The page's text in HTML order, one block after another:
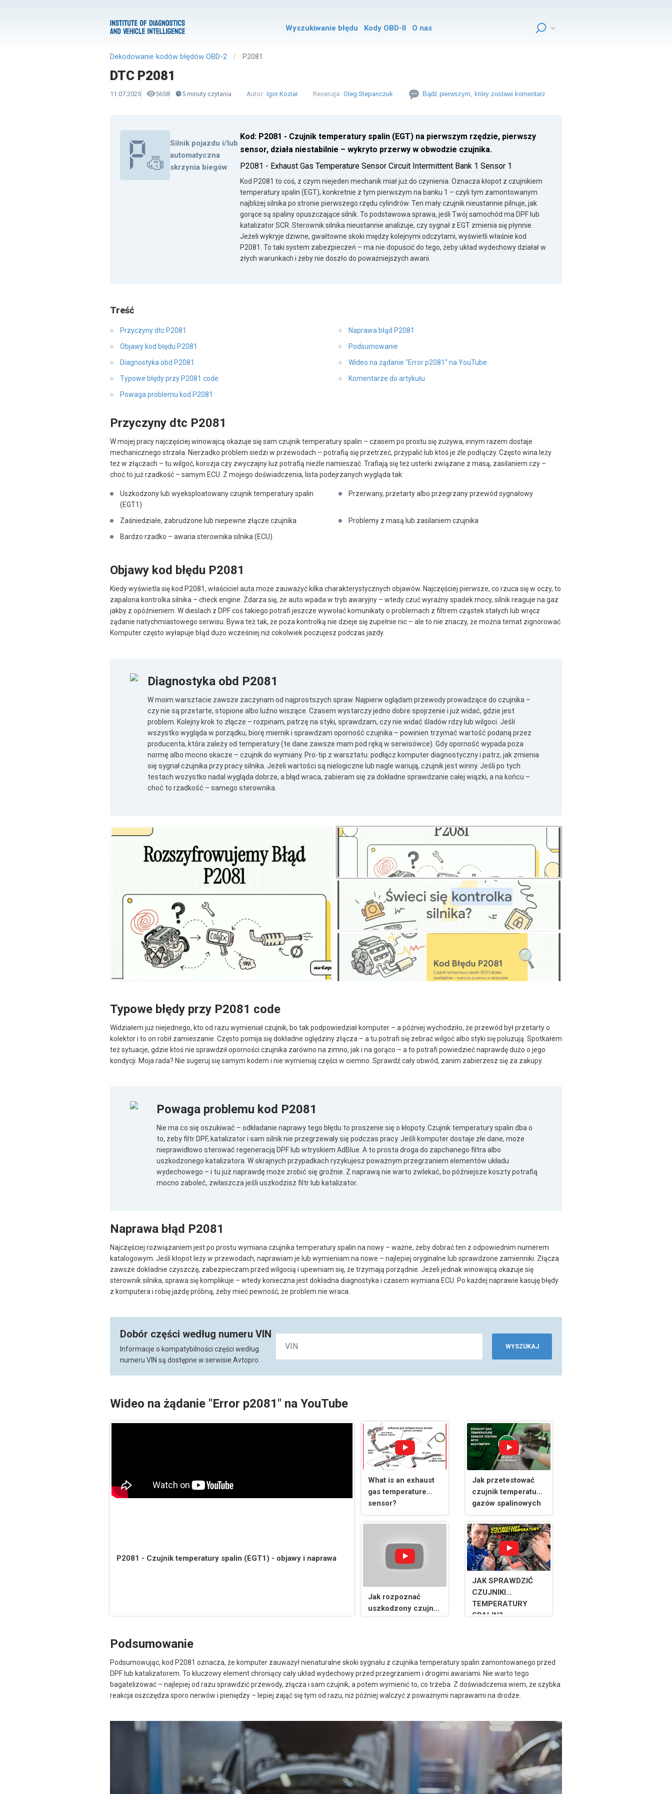
Wyszukiwanie błędu Kody OBD-II O nas
Dekodowanie kodów błędów OBD-2 P2081
DTC P2081
11.07.2025 5658 5 minuty czytania Autor: Igor Koziar Recenzja: Oleg Stepanczuk Bądź pierwszym, który zostawi komentarz
Silnik pojazdu i/lub
automatyczna
skrzynia biegów
Kod: P2081 - Czujnik temperatury spalin (EGT) na pierwszym rzędzie, pierwszy
sensor, działa niestabilnie – wykryto przerwy w obwodzie czujnika.
P2081 - Exhaust Gas Temperature Sensor Circuit Intermittent Bank 1 Sensor 1
Kod P2081 to coś, z czym niejeden mechanik miał już do czynienia. Oznacza kłopot z czujnikiem
temperatury spalin (EGT), konkretnie z tym pierwszym na banku 1 – czyli tym zamontowanym
najbliżej silnika po stronie pierwszego rzędu cylindrów. Ten mały czujnik nieustannie pilnuje, jak
gorące są spaliny opuszczające silnik. To podstawowa sprawa, jeśli Twój samochód ma DPF lub
katalizator SCR. Sterownik silnika nieustannie analizuje, czy sygnał z EGT zmienia się płynnie.
Jeżeli wykryje dziwne, gwałtowne skoki między kolejnymi odczytami, wyświetli właśnie kod
P2081. To taki system zabezpieczeń – ma nie dopuścić do tego, żeby układ wydechowy działał w
złych warunkach i żeby nie doszło do poważniejszych awarii.
Treść
Przyczyny dtc P2081
Objawy kod błędu P2081
Diagnostyka obd P2081
Typowe błędy przy P2081 code
Powaga problemu kod P2081
Naprawa błąd P2081
Podsumowanie
Wideo na żądanie "Error p2081" na YouTube
Komentarze do artykułu
Przyczyny dtc P2081
W mojej pracy najczęściej winowajcą okazuje się sam czujnik temperatury spalin – czasem po prostu się zużywa, innym razem dostaje
mechanicznego strzała. Nierzadko problem siedzi w przewodach – potrafią się przetrzeć, przypalić lub ktoś je źle podłączy. Często wina leży
też w złączach – tu wilgoć, korozja czy zwyczajny luz potrafią nieźle namieszać. Trafiają się też usterki związane z masą, zasilaniem czy –
choć to już rzadkość – samym ECU. Z mojego doświadczenia, lista podejrzanych wygląda tak:
Uszkodzony lub wyeksploatowany czujnik temperatury spalin
(EGT1)
Przerwany, przetarty albo przegrzany przewód sygnałowy
Zaśniedziałe, zabrudzone lub niepewne złącze czujnika
Problemy z masą lub zasilaniem czujnika
Bardzo rzadko – awaria sterownika silnika (ECU)
Objawy kod błędu P2081
Kiedy wyświetla się kod P2081, właściciel auta może zauważyć kilka charakterystycznych objawów. Najczęściej pierwsze, co rzuca się w oczy, to
zapalona kontrolka silnika – check engine. Zdarza się, że auto wpada w tryb awaryjny – wtedy czuć wyraźny spadek mocy, silnik reaguje na gaz
jakby z opóźnieniem. W dieslach z DPF coś takiego potrafi jeszcze wywołać komunikaty o problemach z filtrem cząstek stałych lub wręcz
żądanie natychmiastowego serwisu. Bywa też tak, że poza kontrolką nie dzieje się zupełnie nic – ale to nie znaczy, że można temat zignorować.
Komputer często wyłapuje błąd dużo wcześniej niż cokolwiek poczujesz podczas jazdy.
Diagnostyka obd P2081
W moim warsztacie zawsze zaczynam od najprostszych spraw. Najpierw oglądam przewody prowadzące do czujnika –
czy nie są przetarte, stopione albo luźno wiszące. Czasem wystarczy jedno dobre spojrzenie i już widać, gdzie jest
problem. Kolejny krok to złącze – rozpinam, patrzę na styki, sprawdzam, czy nie widać śladów rdzy lub wilgoci. Jeśli
wszystko wygląda w porządku, biorę miernik i sprawdzam oporność czujnika – powinien trzymać wartość podaną przez
producenta, która zależy od temperatury (te dane zawsze mam pod ręką w serwisówce). Gdy oporność wypada poza
normę albo mocno skacze – czujnik do wymiany. Pro-tip z warsztatu: podłącz komputer diagnostyczny i patrz, jak zmienia
się sygnał czujnika przy pracy silnika. Jeżeli wartości są nielogiczne lub nagle wariują, czujnik jest winny. Jeśli po tych
testach wszystko nadal wygląda dobrze, a błąd wraca, zabieram się za dokładne sprawdzanie całej wiązki, a na końcu –
choć to rzadkość – samego sterownika.
Typowe błędy przy P2081 code
Widziałem już niejednego, kto od razu wymieniał czujnik, bo tak podpowiedział komputer – a później wychodziło, że przewód był przetarty o
kolektor i to on robił zamieszanie. Często pomija się dokładne oględziny złącza – a tu potrafi się zebrać wilgoć albo styki się poluzują. Spotkałem
też sytuacje, gdzie ktoś nie sprawdził oporności czujnika zarówno na zimno, jak i na gorąco – a to potrafi powiedzieć naprawdę dużo o jego
kondycji. Moja rada? Nie sugeruj się samym kodem i nie wymieniaj części w ciemno. Sprawdź cały obwód, zanim zabierzesz się za zakupy.
Powaga problemu kod P2081
Nie ma co się oszukiwać – odkładanie naprawy tego błędu to proszenie się o kłopoty. Czujnik temperatury spalin dba o
to, żeby filtr DPF, katalizator i sam silnik nie przegrzewały się podczas pracy. Jeśli komputer dostaje złe dane, może
nieprawidłowo sterować regeneracją DPF lub wtryskiem AdBlue. A to prosta droga do zapchanego filtra albo
uszkodzonego katalizatora. W skrajnych przypadkach ryzykujesz poważnym przegrzaniem elementów układu
wydechowego – i tu już naprawdę może zrobić się groźnie. Z naprawą nie warto zwlekać, bo późniejsze koszty potrafią
mocno zaboleć, zwłaszcza jeśli uszkodzisz filtr lub katalizator.
Naprawa błąd P2081
Najczęściej rozwiązaniem jest po prostu wymiana czujnika temperatury spalin na nowy – ważne, żeby dobrać ten z odpowiednim numerem
katalogowym. Jeśli kłopot leży w przewodach, naprawiam je lub wymieniam na nowe – najlepiej oryginalne lub sprawdzone zamienniki. Złącza
zawsze dokładnie czyszczę, zabezpieczam przed wilgocią i upewniam się, że trzymają porządnie. Jeżeli jednak winowajcą okazuje się
sterownik silnika, sprawa się komplikuje – wtedy konieczna jest dokładna diagnostyka i czasem wymiana ECU. Po każdej naprawie kasuję błędy
z komputera i robię jazdę próbną, żeby mieć pewność, że problem nie wraca.
Dobór części według numeru VIN
Informacje o kompatybilności części według
numeru VIN są dostępne w serwisie Avtopro.
WYSZUKAJ
Wideo na żądanie "Error p2081" na YouTube
P2081 - Czujnik temperatury spalin (EGT1) - objawy i naprawa
What is an exhaust
gas temperature
sensor?
Jak przetestować
czujnik temperatury
gazów spalinowych
multimetru
Jak rozpoznać
uszkodzony czujnik
JAK SPRAWDZIĆ
CZUJNIKI
TEMPERATURY
SPALIN?
Podsumowanie
Podsumowując, kod P2081 oznacza, że komputer zauważył nienaturalne skoki sygnału z czujnika temperatury spalin zamontowanego przed
DPF lub katalizatorem. To kluczowy element chroniący cały układ wydechowy przed przegrzaniem i drogimi awariami. Nie warto tego
bagatelizować – najlepiej od razu sprawdzić przewody, złącza i sam czujnik, a potem wymienić to, co trzeba. Z doświadczenia wiem, że szybka
reakcja oszczędza sporo nerwów i pieniędzy – lepiej zająć się tym od razu, niż później walczyć z poważnymi naprawami na drodze.